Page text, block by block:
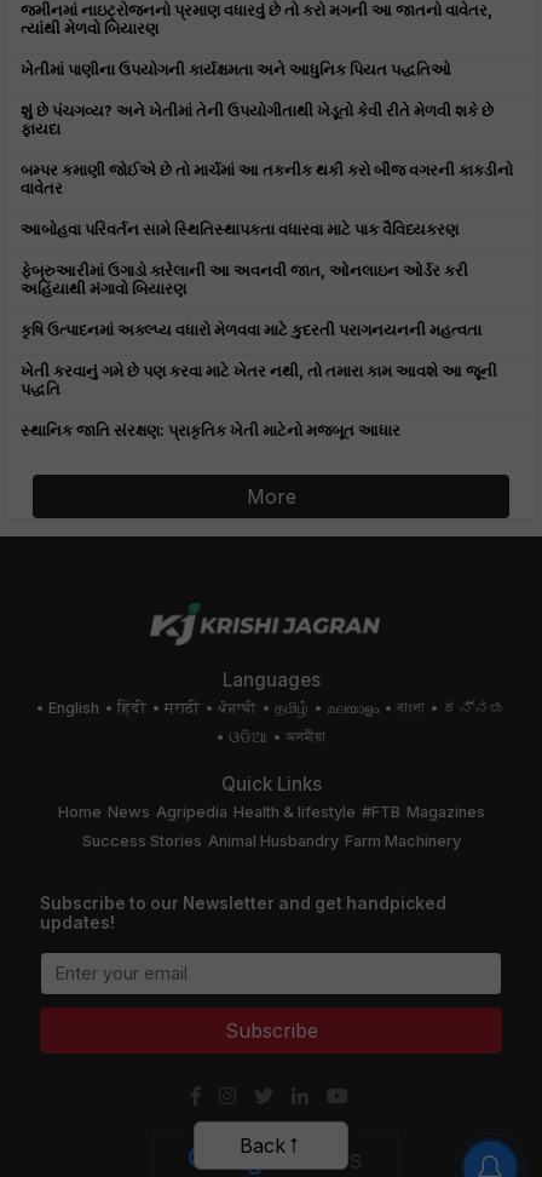
જમીનમાં નાઇટ્રોજનનો પ્રમાણ વધારવું છે તો કરો મગની આ જાતનો વાવેતર,
ત્યાંથી મેળવો બિયારણ
ખેતીમાં પાણીના ઉપયોગની કાર્યક્ષમતા અને આધુનિક પિયત પદ્ધતિઓ
શું છે પંચગવ્ય? અને ખેતીમાં તેની ઉપયોગીતાથી ખેડૂતો કેવી રીતે મેળવી શકે છે
ફાયદા
બમ્પર કમાણી જોઈએ છે તો માર્ચમાં આ તકનીક થકી કરો બીજ વગરની કાકડીનો
વાવેતર
આબોહવા પરિવર્તન સામે સ્થિતિસ્થાપકતા વધારવા માટે પાક વૈવિધ્યકરણ
ફેબ્રુઆરીમાં ઉગાડો કારેલાની આ અવનવી જાત, ઓનલાઇન ઓર્ડર કરી
અહિંયાથી મંગાવો બિયારણ
કૃષિ ઉત્પાદનમાં અક્લ્પ્ય વધારો મેળવવા માટે કુદરતી પરાગનયનની મહત્વતા
ખેતી કરવાનું ગમે છે પણ કરવા માટે ખેતર નથી, તો તમારા કામ આવશે આ જૂની
પદ્ધતિ
સ્થાનિક જાતિ સંરક્ષણ: પ્રાકૃતિક ખેતી માટેનો મજબૂત આધાર
More
Languages
English हिंदी मराठी ਪੰਜਾਬੀ தமிழ் മലയാളം বাংলা
ಕನ್ನಡ
ଓଡିଆ
অসমীয়া
Quick Links
Home News Agripedia Health & lifestyle #FTB Magazines
Success Stories Animal Husbandry Farm Machinery
Subscribe to our Newsletter and get handpicked
updates!
Subscribe
Back